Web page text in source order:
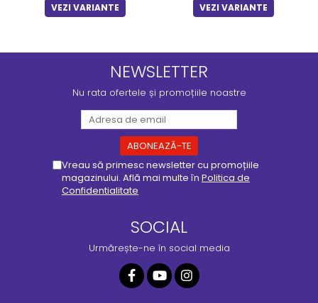
VEZI VARIANTE VEZI VARIANTE
NEWSLETTER
Nu rata ofertele și promoțiile noastre
Vreau să primesc newsletter cu promoțiile
magazinului. Află mai multe în Politica de
Confidentialitate
SOCIAL
Urmărește-ne în social media